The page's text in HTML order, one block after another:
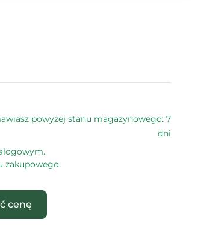
powyżej stanu magazynowego: 7
dni
zakupowego.
cenę